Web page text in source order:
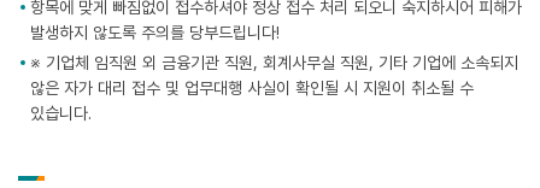
항목에 맞게 빠짐없이 접수하셔야 정상 접수 처리 되오니 숙지하시어 피해가
발생하지 않도록 주의를 당부드립니다!
※ 기업체 임직원 외 금융기관 직원, 회계사무실 직원, 기타 기업에 소속되지
않은 자가 대리 접수 및 업무대행 사실이 확인될 시 지원이 취소될 수
있습니다.